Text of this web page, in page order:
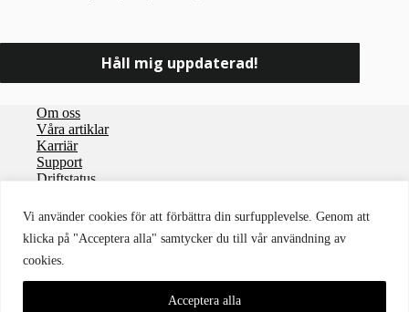
Vi använder cookies för att förbättra din surfupplevelse. Genom att
klicka på "Acceptera alla" samtycker du till vår användning av
cookies.
Acceptera alla
Om oss
Våra artiklar
Karriär
Support
Driftstatus
Integritetspolicy
Användaravtal
Personuppgiftsbiträdesavtal
Cookies
Tillgänglighet